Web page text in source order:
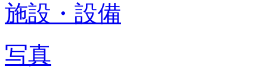
施設・設備
写真